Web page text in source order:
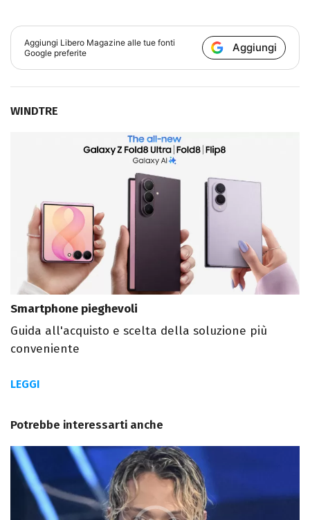
Aggiungi Libero Magazine alle tue fonti
Google preferite
Aggiungi
WINDTRE
Smartphone pieghevoli
Guida all'acquisto e scelta della soluzione più
conveniente
LEGGI
Potrebbe interessarti anche